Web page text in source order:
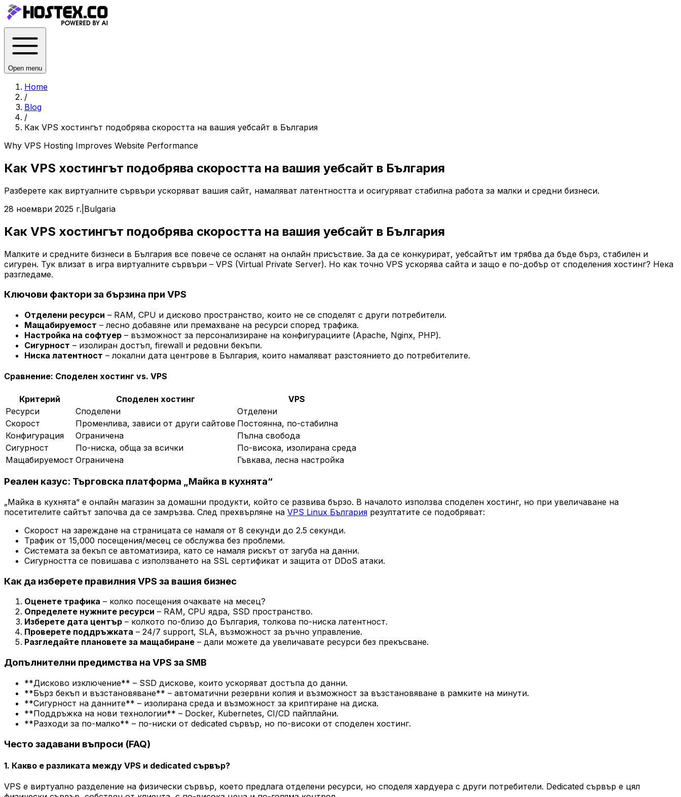
Open menu
Home
/
Blog
/
Как VPS хостингът подобрява скоростта на вашия уебсайт в България
Why VPS Hosting Improves Website Performance
Как VPS хостингът подобрява скоростта на вашия уебсайт в България
Разберете как виртуалните сървъри ускоряват вашия сайт, намаляват латентността и осигуряват стабилна работа за малки и средни бизнеси.
28 ноември 2025 г. Bulgaria
Как VPS хостингът подобрява скоростта на вашия уебсайт в България
Малките и средните бизнеси в България все повече се осланят на онлайн присъствие. За да се конкурират, уебсайтът им трябва да бъде бърз, стабилен и
сигурен. Тук влизат в игра виртуалните сървъри – VPS (Virtual Private Server). Но как точно VPS ускорява сайта и защо е по-добър от споделения хостинг? Нека
разгледаме.
Ключови фактори за бързина при VPS
Отделени ресурси – RAM, CPU и дисково пространство, които не се споделят с други потребители.
Мащабируемост – лесно добавяне или премахване на ресурси според трафика.
Настройка на софтуер – възможност за персонализиране на конфигурациите (Apache, Nginx, PHP).
Сигурност – изолиран достъп, firewall и редовни бекъпи.
Ниска латентност – локални дата центрове в България, които намаляват разстоянието до потребителите.
Сравнение: Споделен хостинг vs. VPS
Критерий Споделен хостинг
VPS
Ресурси
Споделени
Отделени
Скорост
Променлива, зависи от други сайтове Постоянна, по-стабилна
Конфигурация
Ограничена
Пълна свобода
Сигурност
По-ниска, обща за всички
По-висока, изолирана среда
Мащабируемост Ограничена Гъвкава, лесна настройка
Реален казус: Търговска платформа „Майка в кухнята“
„Майка в кухнята“ е онлайн магазин за домашни продукти, който се развива бързо. В началото използва споделен хостинг, но при увеличаване на
посетителите сайтът започва да се замръзва. След прехвърляне на VPS Linux България резултатите се подобряват:
Скорост на зареждане на страницата се намаля от 8 секунди до 2.5 секунди.
Трафик от 15,000 посещения/месец се обслужва без проблеми.
Системата за бекъп се автоматизира, като се намаля рискът от загуба на данни.
Сигурността се повишава с използването на SSL сертификат и защита от DDoS атаки.
Как да изберете правилния VPS за вашия бизнес
Оценете трафика – колко посещения очаквате на месец?
Определете нужните ресурси – RAM, CPU ядра, SSD пространство.
Изберете дата център – колкото по-близо до България, толкова по-ниска латентност.
Проверете поддръжката – 24/7 support, SLA, възможност за ръчно управление.
Разгледайте плановете за мащабиране – дали можете да увеличавате ресурси без прекъсване.
Допълнителни предимства на VPS за SMB
**Дисково изключение** – SSD дискове, които ускоряват достъпа до данни.
**Бърз бекъп и възстановяване** – автоматични резервни копия и възможност за възстановяване в рамките на минути.
**Сигурност на данните** – изолирана среда и възможност за криптиране на диска.
**Поддръжка на нови технологии** – Docker, Kubernetes, CI/CD пайплайни.
**Разходи за по-малко** – по-ниски от dedicated сървър, но по-високи от споделен хостинг.
Често задавани въпроси (FAQ)
1. Какво е разликата между VPS и dedicated сървър?
VPS е виртуално разделение на физически сървър, което предлага отделени ресурси, но споделя хардуера с други потребители. Dedicated сървър е цял